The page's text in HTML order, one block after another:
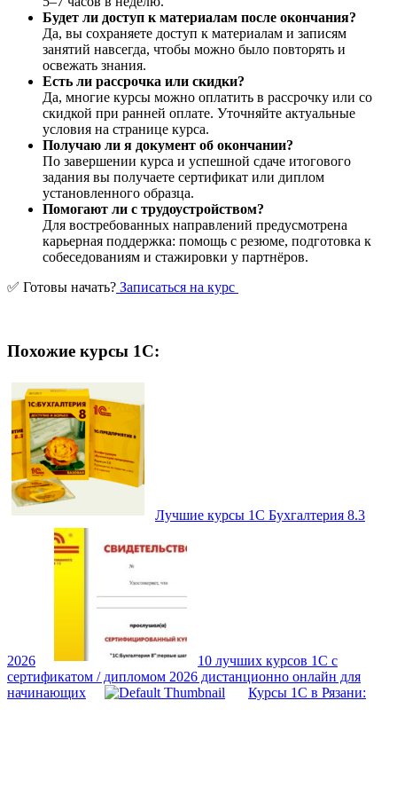
Будет ли доступ к материалам после окончания?
Да, вы сохраняете доступ к материалам и записям
занятий навсегда, чтобы можно было повторять и
освежать знания.
Есть ли рассрочка или скидки?
Да, многие курсы можно оплатить в рассрочку или со
скидкой при ранней оплате. Уточняйте актуальные
условия на странице курса.
Получаю ли я документ об окончании?
По завершении курса и успешной сдаче итогового
задания вы получаете сертификат или диплом
установленного образца.
Помогают ли с трудоустройством?
Для востребованных направлений предусмотрена
карьерная поддержка: помощь с резюме, подготовка к
собеседованиям и стажировки у партнёров.
✅ Готовы начать? Записаться на курс
Похожие курсы 1С:
Лучшие курсы 1С Бухгалтерия 8.3
2026
10 лучших курсов 1С с
сертификатом / дипломом 2026 дистанционно онлайн для
начинающих
Курсы 1С в Рязани: